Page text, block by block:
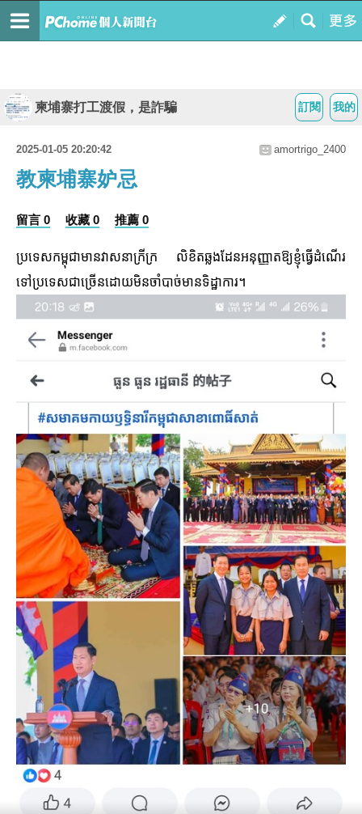
我的
訂閱
柬埔寨打工渡假，是詐騙
2025-01-05 20:20:42 amortrigo_2400
教柬埔寨妒忌
留言 0 收藏 0 推薦 0
ប្រទេស​កម្ពុជា​មាន​វាសនា​ក្រីក្រ លិខិតឆ្លងដែន​អនុញ្ញាត​ឱ្យ​ខ្ញុំ​ធ្វើ​ដំណើរ​
ទៅ​ប្រទេស​ជាច្រើន​ដោយ​មិន​ចាំបាច់​មាន​ទិដ្ឋាការ។